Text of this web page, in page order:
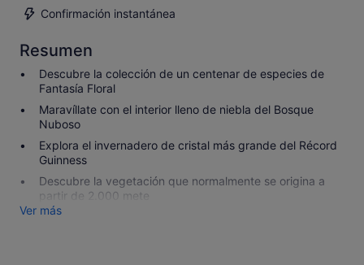
Confirmación instantánea
Resumen
Descubre la colección de un centenar de especies de
Fantasía Floral
Maravíllate con el interior lleno de niebla del Bosque
Nuboso
Explora el invernadero de cristal más grande del Récord
Guinness
Descubre la vegetación que normalmente se origina a
partir de 2.000 mete
Ver más